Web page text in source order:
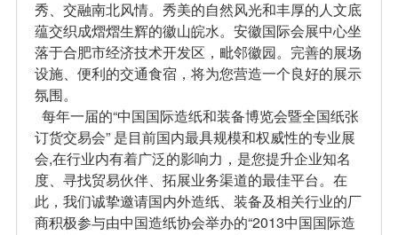
行业动态
秀、交融南北风情。秀美的自然风光和丰厚的人文底
蕴交织成熠熠生辉的徽山皖水。安徽国际会展中心坐
落于合肥市经济技术开发区，毗邻徽园。完善的展场
设施、便利的交通食宿，将为您营造一个良好的展示
氛围。
每年一届的“中国国际造纸和装备博览会暨全国纸张
订货交易会” 是目前国内最具规模和权威性的专业展
会,在行业内有着广泛的影响力，是您提升企业知名
度、寻找贸易伙伴、拓展业务渠道的最佳平台。在
此，我们诚挚邀请国内外造纸、装备及相关行业的厂
商积极参与由中国造纸协会举办的“2013中国国际造